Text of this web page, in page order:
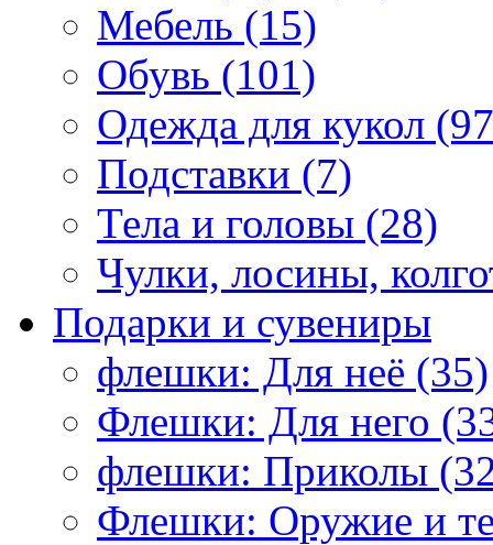
Мебель (15)
Обувь (101)
Одежда для кукол
Подставки (7)
Тела и головы (28)
Чулки, лосины,
Подарки и сувениры
флешки: Для неё (35)
Флешки: Для него
флешки: Приколы
Флешки: Оружие и